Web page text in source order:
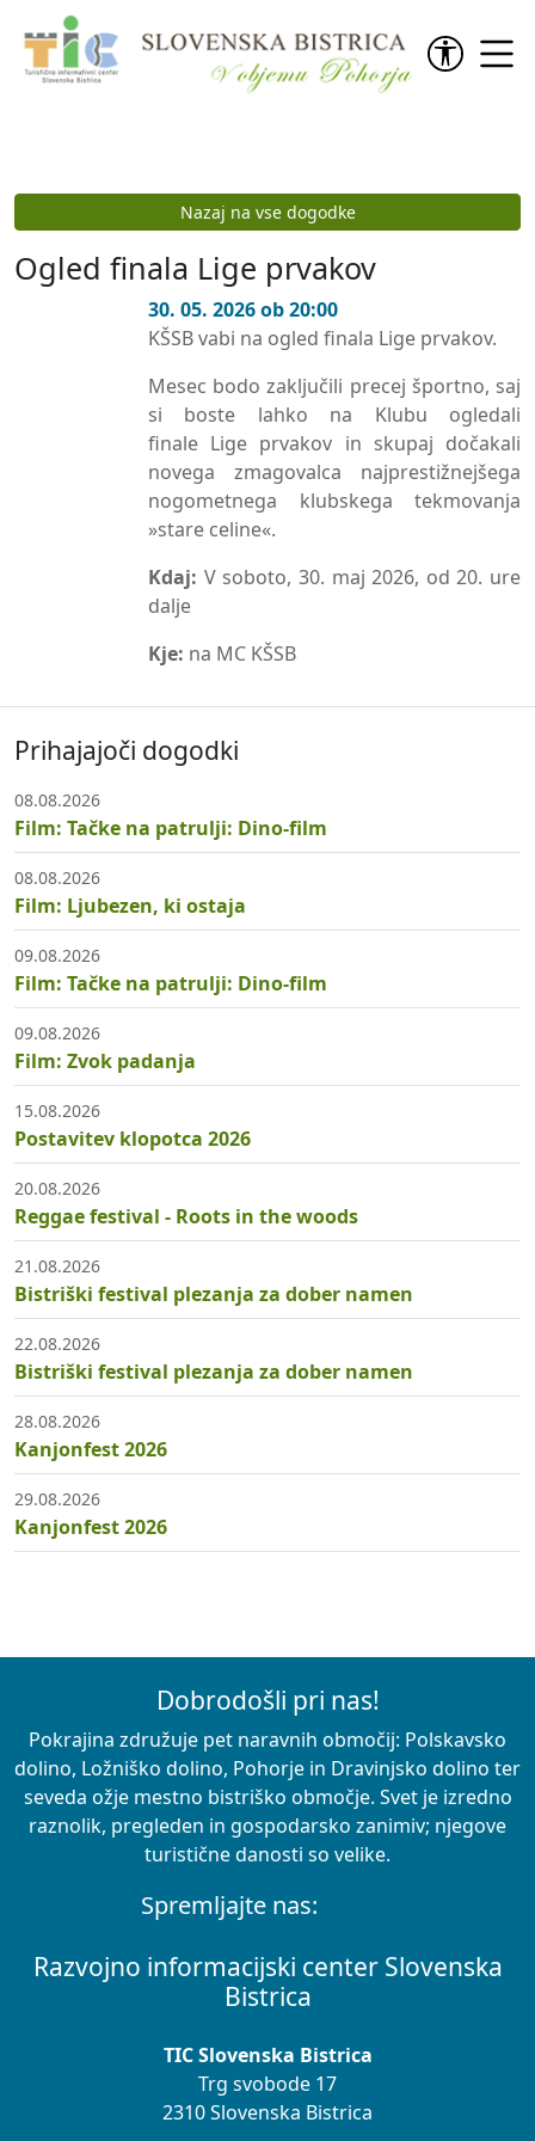
Preskoči na vsebino
Nazaj na vse dogodke
Ogled finala Lige prvakov
30. 05. 2026 ob 20:00
KŠSB vabi na ogled finala Lige prvakov.
Mesec bodo zaključili precej športno, saj
si boste lahko na Klubu ogledali
finale Lige prvakov in skupaj dočakali
novega zmagovalca najprestižnejšega
nogometnega klubskega tekmovanja
»stare celine«.
Kdaj: V soboto, 30. maj 2026, od 20. ure
dalje
Kje: na MC KŠSB
Prihajajoči dogodki
08.08.2026
Film: Tačke na patrulji: Dino-film
08.08.2026
Film: Ljubezen, ki ostaja
09.08.2026
Film: Tačke na patrulji: Dino-film
09.08.2026
Film: Zvok padanja
15.08.2026
Postavitev klopotca 2026
20.08.2026
Reggae festival - Roots in the woods
21.08.2026
Bistriški festival plezanja za dober namen
22.08.2026
Bistriški festival plezanja za dober namen
28.08.2026
Kanjonfest 2026
29.08.2026
Kanjonfest 2026
Razvojno informacijski center Slovenska
Bistrica
TIC Slovenska Bistrica
Trg svobode 17
2310 Slovenska Bistrica
Dobrodošli pri nas!
Pokrajina združuje pet naravnih območij: Polskavsko
dolino, Ložniško dolino, Pohorje in Dravinjsko dolino ter
seveda ožje mestno bistriško območje. Svet je izredno
raznolik, pregleden in gospodarsko zanimiv; njegove
turistične danosti so velike.
Spremljajte nas: